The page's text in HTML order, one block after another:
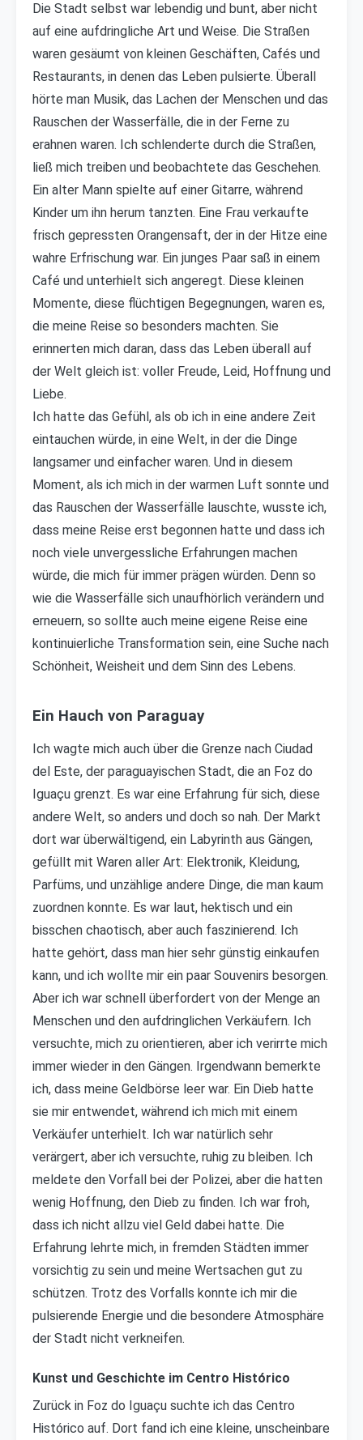
Die Stadt selbst war lebendig und bunt, aber nicht
auf eine aufdringliche Art und Weise. Die Straßen
waren gesäumt von kleinen Geschäften, Cafés und
Restaurants, in denen das Leben pulsierte. Überall
hörte man Musik, das Lachen der Menschen und das
Rauschen der Wasserfälle, die in der Ferne zu
erahnen waren. Ich schlenderte durch die Straßen,
ließ mich treiben und beobachtete das Geschehen.
Ein alter Mann spielte auf einer Gitarre, während
Kinder um ihn herum tanzten. Eine Frau verkaufte
frisch gepressten Orangensaft, der in der Hitze eine
wahre Erfrischung war. Ein junges Paar saß in einem
Café und unterhielt sich angeregt. Diese kleinen
Momente, diese flüchtigen Begegnungen, waren es,
die meine Reise so besonders machten. Sie
erinnerten mich daran, dass das Leben überall auf
der Welt gleich ist: voller Freude, Leid, Hoffnung und
Liebe.
Ich hatte das Gefühl, als ob ich in eine andere Zeit
eintauchen würde, in eine Welt, in der die Dinge
langsamer und einfacher waren. Und in diesem
Moment, als ich mich in der warmen Luft sonnte und
das Rauschen der Wasserfälle lauschte, wusste ich,
dass meine Reise erst begonnen hatte und dass ich
noch viele unvergessliche Erfahrungen machen
würde, die mich für immer prägen würden. Denn so
wie die Wasserfälle sich unaufhörlich verändern und
erneuern, so sollte auch meine eigene Reise eine
kontinuierliche Transformation sein, eine Suche nach
Schönheit, Weisheit und dem Sinn des Lebens.
Ein Hauch von Paraguay
Ich wagte mich auch über die Grenze nach Ciudad
del Este, der paraguayischen Stadt, die an Foz do
Iguaçu grenzt. Es war eine Erfahrung für sich, diese
andere Welt, so anders und doch so nah. Der Markt
dort war überwältigend, ein Labyrinth aus Gängen,
gefüllt mit Waren aller Art: Elektronik, Kleidung,
Parfüms, und unzählige andere Dinge, die man kaum
zuordnen konnte. Es war laut, hektisch und ein
bisschen chaotisch, aber auch faszinierend. Ich
hatte gehört, dass man hier sehr günstig einkaufen
kann, und ich wollte mir ein paar Souvenirs besorgen.
Aber ich war schnell überfordert von der Menge an
Menschen und den aufdringlichen Verkäufern. Ich
versuchte, mich zu orientieren, aber ich verirrte mich
immer wieder in den Gängen. Irgendwann bemerkte
ich, dass meine Geldbörse leer war. Ein Dieb hatte
sie mir entwendet, während ich mich mit einem
Verkäufer unterhielt. Ich war natürlich sehr
verärgert, aber ich versuchte, ruhig zu bleiben. Ich
meldete den Vorfall bei der Polizei, aber die hatten
wenig Hoffnung, den Dieb zu finden. Ich war froh,
dass ich nicht allzu viel Geld dabei hatte. Die
Erfahrung lehrte mich, in fremden Städten immer
vorsichtig zu sein und meine Wertsachen gut zu
schützen. Trotz des Vorfalls konnte ich mir die
pulsierende Energie und die besondere Atmosphäre
der Stadt nicht verkneifen.
Kunst und Geschichte im Centro Histórico
Zurück in Foz do Iguaçu suchte ich das Centro
Histórico auf. Dort fand ich eine kleine, unscheinbare